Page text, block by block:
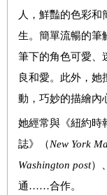
人，鮮豔的色彩和
生。簡單流暢的筆
筆下的角色可愛、
良和愛。此外，她
動，巧妙的描繪內
她經常與《紐約時
誌》（New York
Washington post）
通……合作。